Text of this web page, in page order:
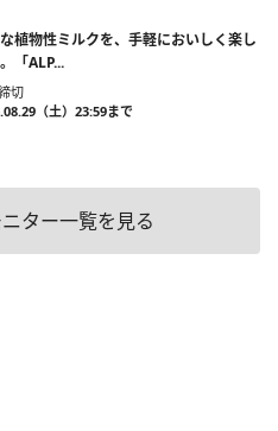
植物性ミルクを、手軽においしく楽し
「ALP...
切
（土）23:59まで
ター一覧を見る